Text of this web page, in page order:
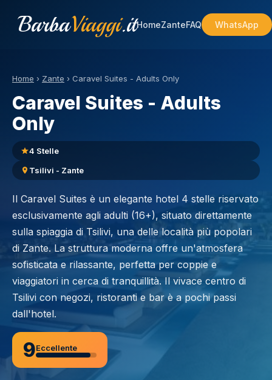
BarbaViaggi.itHomeZanteFAQ WhatsApp
Home › Zante › Caravel Suites - Adults Only
Caravel Suites - Adults
Only
4 Stelle
Tsilivi - Zante
Il Caravel Suites è un elegante hotel 4 stelle riservato
esclusivamente agli adulti (16+), situato direttamente
sulla spiaggia di Tsilivi, una delle località più popolari
di Zante. La struttura moderna offre un'atmosfera
sofisticata e rilassante, perfetta per coppie e
viaggiatori in cerca di tranquillità. Il vivace centro di
Tsilivi con negozi, ristoranti e bar è a pochi passi
dall'hotel.
9Eccellente